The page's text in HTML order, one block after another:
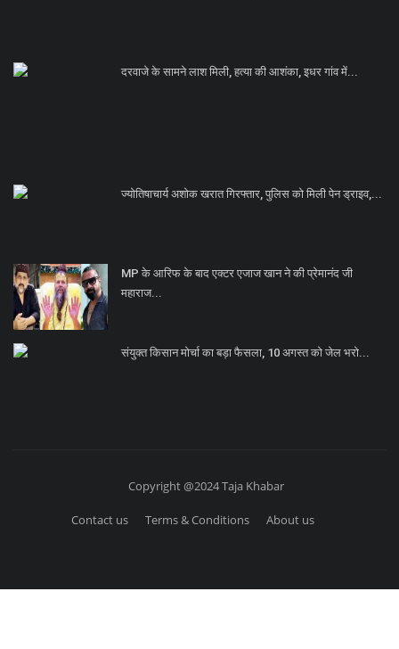
दरवाजे के सामने लाश मिली, हत्या की आशंका, इधर गांव में...
ज्योतिषाचार्य अशोक खरात गिरफ्तार, पुलिस को मिली पेन ड्राइव,...
MP के आरिफ के बाद एक्टर एजाज खान ने की प्रेमानंद जी
महाराज...
संयुक्त किसान मोर्चा का बड़ा फैसला, 10 अगस्त को जेल भरो...
Copyright @2024 Taja Khabar
Contact us Terms & Conditions About us